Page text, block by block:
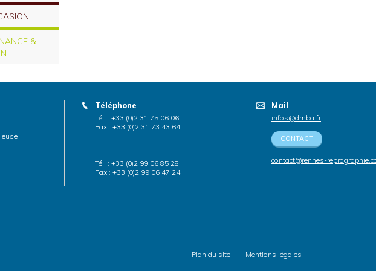
&
Téléphone
Tél. : +33 (0)2 31 75 06 06
Fax : +33 (0)2 31 73 43 64
Tél. : +33 (0)2 99 06 85 28
Fax : +33 (0)2 99 06 47 24
Mail
infos@dmba.fr
CONTACT
contact@rennes-
Plan du site Mentions légales